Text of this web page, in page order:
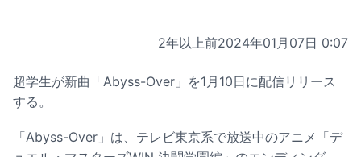
2年以上前2024年01月07日 0:07
超学生が新曲「Abyss-Over」を1月10日に配信リリース
する。
「Abyss-Over」は、テレビ東京系で放送中のアニメ「デ